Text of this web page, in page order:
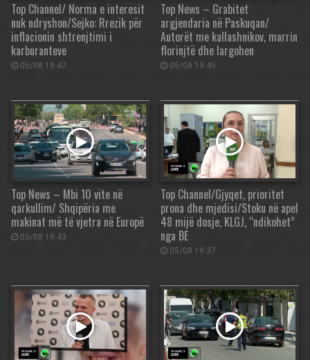
Top Channel/ Norma e interesit
nuk ndryshon/Sejko: Rrezik për
inflacionin shtrenjtimi i
karburanteve
05/08 19:47
Top News – Grabitet
argjendaria në Paskuqan/
Autorët me kallashnikov, marrin
florinjtë dhe largohen
05/08 19:45
Top News – Mbi 10 vite në
qarkullim/ Shqipëria me
makinat më të vjetra në Europë
05/08 19:43
Top Channel/Gjyqet, prioritet
prona dhe mjedisi/Stoku në apel
48 mijë dosje, KLGJ, “ndikohet”
nga BE
05/08 19:37